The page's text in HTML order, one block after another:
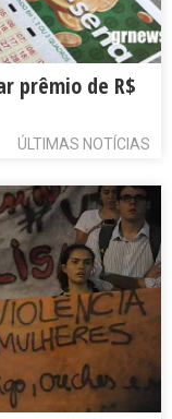
prêmio de R$
ÚLTIMAS NOTÍCIAS